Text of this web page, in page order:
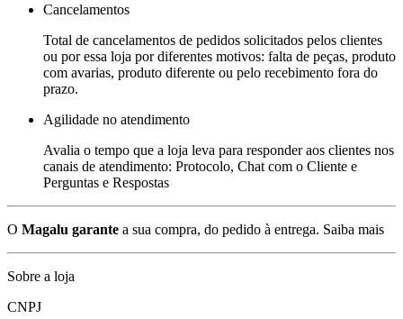
Cancelamentos
Total de cancelamentos de pedidos solicitados pelos clientes
ou por essa loja por diferentes motivos: falta de peças, produto
com avarias, produto diferente ou pelo recebimento fora do
prazo.
Agilidade no atendimento
Avalia o tempo que a loja leva para responder aos clientes nos
canais de atendimento: Protocolo, Chat com o Cliente e
Perguntas e Respostas
O Magalu garante a sua compra, do pedido à entrega. Saiba mais
Sobre a loja
CNPJ